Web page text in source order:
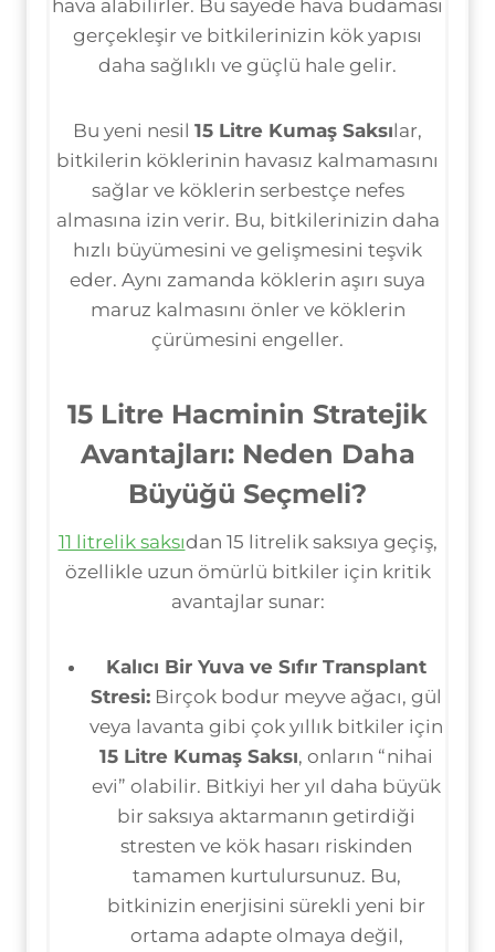
hava alabilirler. Bu sayede hava budaması
gerçekleşir ve bitkilerinizin kök yapısı
daha sağlıklı ve güçlü hale gelir.
Bu yeni nesil 15 Litre Kumaş Saksılar,
bitkilerin köklerinin havasız kalmamasını
sağlar ve köklerin serbestçe nefes
almasına izin verir. Bu, bitkilerinizin daha
hızlı büyümesini ve gelişmesini teşvik
eder. Aynı zamanda köklerin aşırı suya
maruz kalmasını önler ve köklerin
çürümesini engeller.
15 Litre Hacminin Stratejik
Avantajları: Neden Daha
Büyüğü Seçmeli?
11 litrelik saksıdan 15 litrelik saksıya geçiş,
özellikle uzun ömürlü bitkiler için kritik
avantajlar sunar:
Kalıcı Bir Yuva ve Sıfır Transplant
Stresi: Birçok bodur meyve ağacı, gül
veya lavanta gibi çok yıllık bitkiler için
15 Litre Kumaş Saksı, onların “nihai
evi” olabilir. Bitkiyi her yıl daha büyük
bir saksıya aktarmanın getirdiği
stresten ve kök hasarı riskinden
tamamen kurtulursunuz. Bu,
bitkinizin enerjisini sürekli yeni bir
ortama adapte olmaya değil,